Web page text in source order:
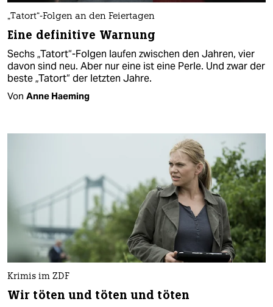
„Tatort“-Folgen an den Feiertagen
Eine definitive Warnung
Sechs „Tatort“-­Folgen laufen zwischen den Jahren, vier
davon sind neu. Aber nur eine ist eine Perle. Und zwar der
beste „Tatort“ der letzten Jahre.
Von Anne Haeming
Krimis im ZDF
Wir töten und töten und töten